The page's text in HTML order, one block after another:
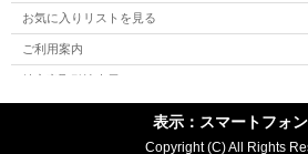
ンを含むヨーロッパ・ツアー（但し、6月11日ウィ
ト公演を椎間板ヘルニア発症のためキャンセル）
日：スイスのバーゼルにて開催された「ジ・アニュ
ズ・セッションズ」として18日に放送した）50周年
すが、途中、自身が主催する「クロスロード・ギタ
るなど、その準備と出演者の交渉なども含めれば、
ったと言えます。その中にあって、バーミンガム公
お気に入りリストを見る
ご利用案内
特定商取引法表示
表示：スマートフォン
Copyright (C) All Rights